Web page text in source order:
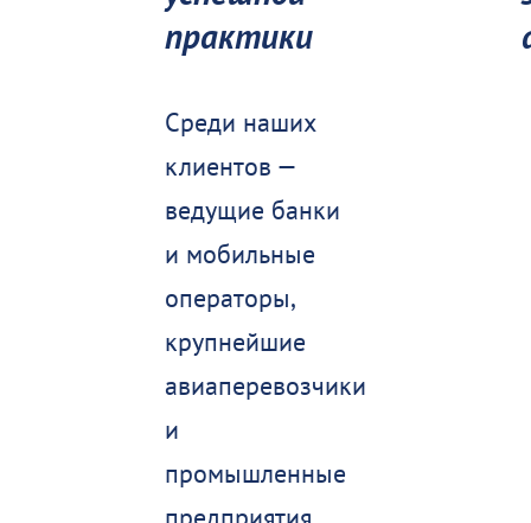
практики
Среди наших
клиентов —
ведущие банки
и мобильные
операторы,
крупнейшие
авиаперевозчики
и
промышленные